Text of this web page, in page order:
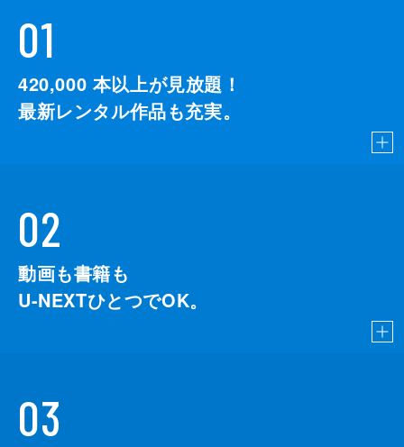
01
420,000 本以上が見放題！
最新レンタル作品も充実。
02
動画も書籍も
U-NEXTひとつでOK。
03